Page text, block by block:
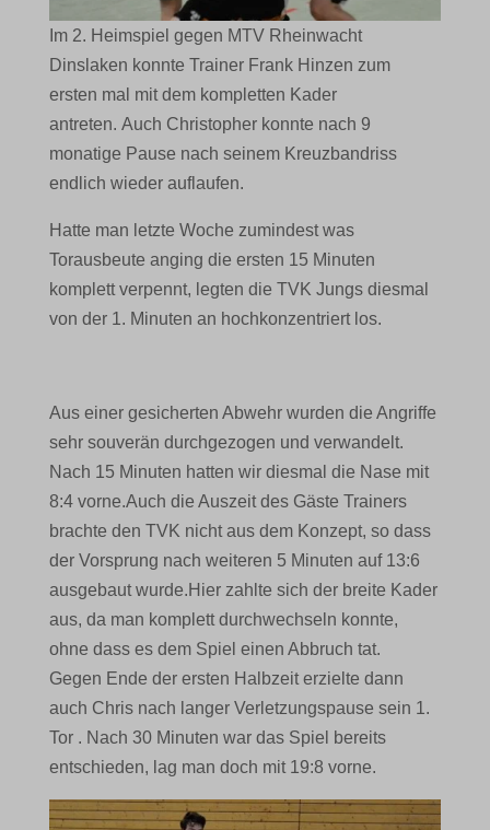
Im 2. Heimspiel gegen MTV Rheinwacht
Dinslaken konnte Trainer Frank Hinzen zum
ersten mal mit dem kompletten Kader
antreten. Auch Christopher konnte nach 9
monatige Pause nach seinem Kreuzbandriss
endlich wieder auflaufen.
Hatte man letzte Woche zumindest was
Torausbeute anging die ersten 15 Minuten
komplett verpennt, legten die TVK Jungs diesmal
von der 1. Minuten an hochkonzentriert los.
Aus einer gesicherten Abwehr wurden die Angriffe
sehr souverän durchgezogen und verwandelt.
Nach 15 Minuten hatten wir diesmal die Nase mit
8:4 vorne.Auch die Auszeit des Gäste Trainers
brachte den TVK nicht aus dem Konzept, so dass
der Vorsprung nach weiteren 5 Minuten auf 13:6
ausgebaut wurde. Hier zahlte sich der breite Kader
aus, da man komplett durchwechseln konnte,
ohne dass es dem Spiel einen Abbruch tat.
Gegen Ende der ersten Halbzeit erzielte dann
auch Chris nach langer Verletzungspause sein 1.
Tor . Nach 30 Minuten war das Spiel bereits
entschieden, lag man doch mit 19:8 vorne.